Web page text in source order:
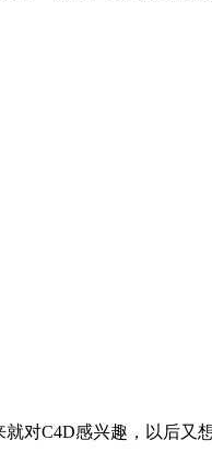
对C4D感兴趣，以后又